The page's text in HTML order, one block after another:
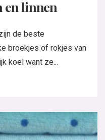
en linnen
de beste
broekjes of rokjes van
koel want ze...